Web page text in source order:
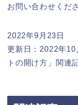
お問い合わせくだ
2022年9月23日
更新日：2022年10
トの開け方」関連